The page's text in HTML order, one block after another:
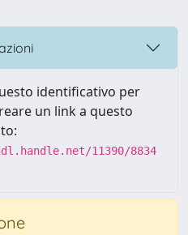
identificativo per
un link a questo
11390/8834